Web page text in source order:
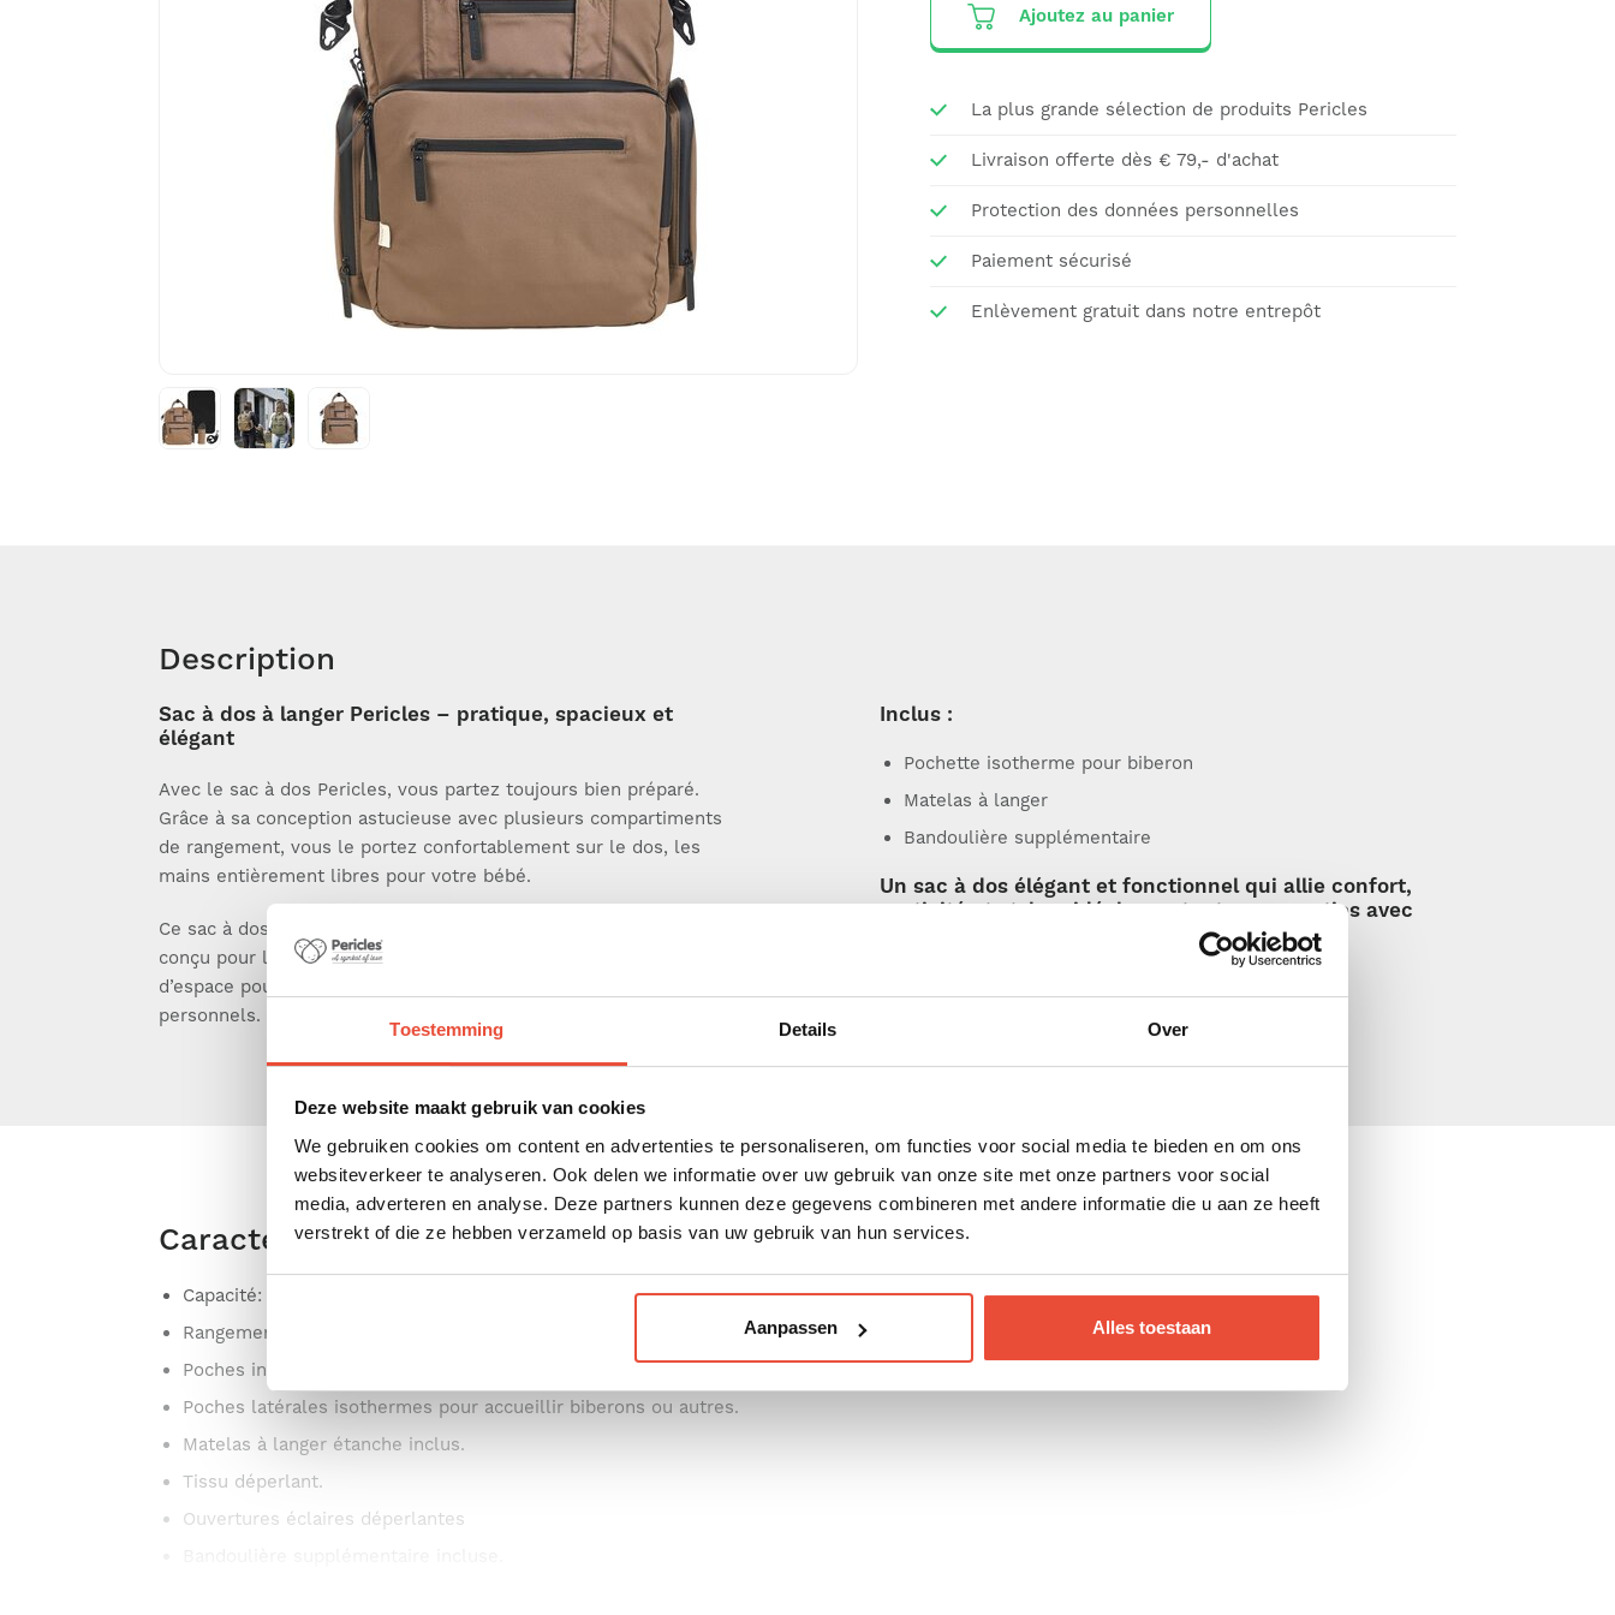
Toestemming Details Over
Deze website maakt gebruik van cookies
We gebruiken cookies om content en advertenties te personaliseren, om functies voor social media te bieden en om ons
websiteverkeer te analyseren. Ook delen we informatie over uw gebruik van onze site met onze partners voor social
media, adverteren en analyse. Deze partners kunnen deze gegevens combineren met andere informatie die u aan ze heeft
verstrekt of die ze hebben verzameld op basis van uw gebruik van hun services.
Aanpassen Alles toestaan
Ajoutez au panier
La plus grande sélection de produits Pericles
Livraison offerte dès € 79,- d'achat
Protection des données personnelles
Paiement sécurisé
Enlèvement gratuit dans notre entrepôt
Description
Sac à dos à langer Pericles – pratique, spacieux et
élégant
Avec le sac à dos Pericles, vous partez toujours bien préparé.
Grâce à sa conception astucieuse avec plusieurs compartiments
de rangement, vous le portez confortablement sur le dos, les
mains entièrement libres pour votre bébé.
Ce sac à dos à langer moderne et intemporel a été spécialement
conçu pour les mamans et les papas, offrant suffisamment
d’espace pour toutes les affaires de bébé ainsi que vos effets
personnels.
Inclus :
Pochette isotherme pour biberon
Matelas à langer
Bandoulière supplémentaire
Un sac à dos élégant et fonctionnel qui allie confort,
praticité et style – idéal pour toutes vos sorties avec
Caractéristiques
Capacité: 17,50 L
Rangements variés et pratiques.
Poches intérieures zippées et élastiquées.
Poches latérales isothermes pour accueillir biberons ou autres.
Matelas à langer étanche inclus.
Tissu déperlant.
Ouvertures éclaires déperlantes